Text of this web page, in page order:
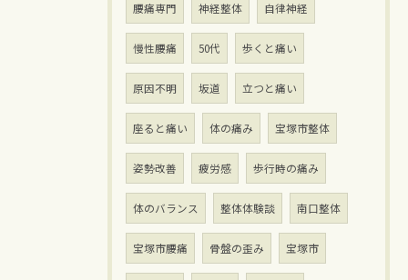
腰痛専門 神経整体 自律神経
慢性腰痛 50代 歩くと痛い
原因不明 坂道 立つと痛い
座ると痛い 体の痛み 宝塚市整体
姿勢改善 疲労感 歩行時の痛み
体のバランス 整体体験談 南口整体
宝塚市腰痛 骨盤の歪み 宝塚市